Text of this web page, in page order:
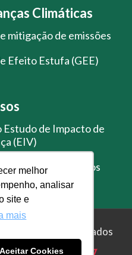
melhor
analisar
site e
mais
Aceitar Cookies
Climáticas
mitigação de emissões
Efeito Estufa (GEE)
Estudo de Impacto de
(EIV)
de Resíduos Sólidos
os direitos reservados